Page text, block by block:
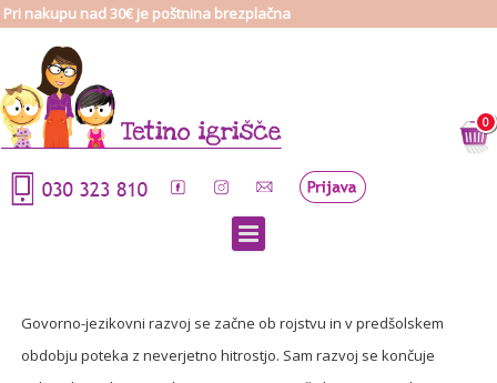
Pri nakupu nad 30€ je poštnina brezplačna
0
Govorno-jezikovni razvoj se začne ob rojstvu in v predšolskem
obdobju poteka z neverjetno hitrostjo. Sam razvoj se končuje